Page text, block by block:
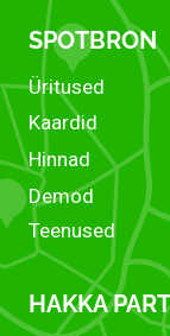
SPOTBRON
Üritused
Kaardid
Hinnad
Demod
Teenused
HAKKA